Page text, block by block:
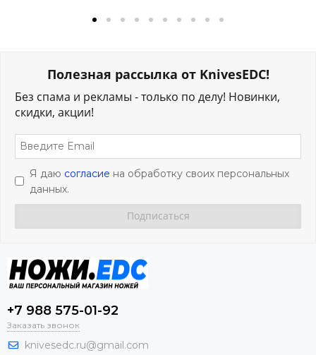
Полезная рассылка от KnivesEDC!
Без спама и рекламы - только по делу! Новинки,
скидки, акции!
Я даю согласие на обработку своих персональных
данных.
+7 988 575-01-92
Заказать звонок
knivesedc.ru@gmail.com